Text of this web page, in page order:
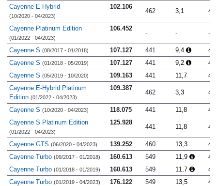
Cayenne E-Hybrid
(10/2020 - 04/2023)
102.106
462 3,1
Cayenne Platinum Edition
(01/2022 - 04/2023)
106.452
- - -
Cayenne S (08/2017 - 01/2018) 107.127 441 9,4
Cayenne S (01/2018 - 05/2019) 107.127 441 9,2
Cayenne S (05/2019 - 10/2020) 109.163 441 11,7
Cayenne E-Hybrid Platinum
Edition (01/2022 - 04/2023)
109.387
462 3,3
Cayenne S (10/2020 - 04/2023) 118.075 441 11,8
Cayenne S Platinum Edition
(01/2022 - 04/2023)
125.928
441 11,8
Cayenne GTS (06/2020 - 04/2023) 139.252 460 13,3
Cayenne Turbo (09/2017 - 01/2018) 160.613 549 11,9
Cayenne Turbo (01/2018 - 01/2019) 160.613 549 11,7
Cayenne Turbo (01/2019 - 04/2023) 176.122 549 13,5